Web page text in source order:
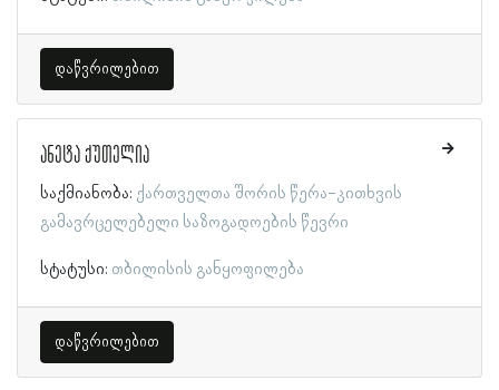
დაწვრილებით
ანეტა ქუთელია
საქმიანობა: ქართველთა შორის წერა-კითხვის
გამავრცელებელი საზოგადოების წევრი
სტატუსი: თბილისის განყოფილება
დაწვრილებით